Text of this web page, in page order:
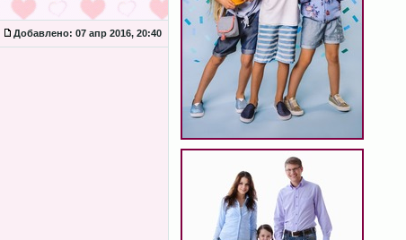
Добавлено: 07 апр 2016, 20:40